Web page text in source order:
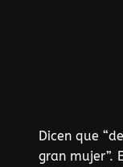
Dicen que
gran mujer”.